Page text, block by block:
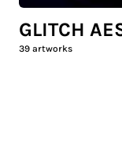
GLITCH
39 artworks